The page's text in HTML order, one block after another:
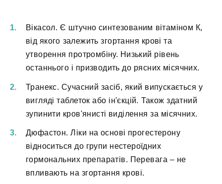
Вікасол. Є штучно синтезованим вітаміном К,
від якого залежить згортання крові та
утворення протромбіну. Низький рівень
останнього і призводить до рясних місячних.
Транекс. Сучасний засіб, який випускається у
вигляді таблеток або ін'єкцій. Також здатний
зупинити кров'янисті виділення за місячних.
Дюфастон. Ліки на основі прогестерону
відноситься до групи нестероїдних
гормональних препаратів. Перевага – не
впливають на згортання крові.